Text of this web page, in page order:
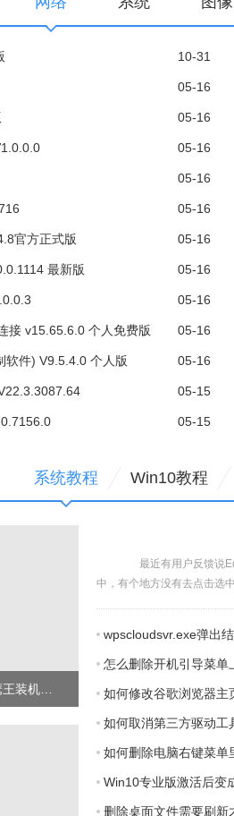
Print Spooler Repair Tool是一款
实用的打印机服务修复工具，主要
10-31
05-16
05-16
05-16
05-16
05-16
05-16
官方正式版
05-16
最新版
05-16
05-16
接 v15.65.6.0 个人免费版
05-16
软件) V9.5.4.0 个人版
05-15
05-15
系统教程 Win10教程
最近有用户反馈说
中，有个地方没有去点击选
wpscloudsvr.exe弹出
怎么删除开机引导菜单
如何修改谷歌浏览器主
如何取消第三方驱动工
如何删除电脑右键菜单
Win10专业版激活后变
删除桌面文件需要刷新